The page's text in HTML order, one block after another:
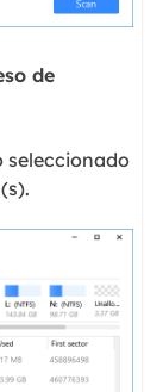
de
seleccionado